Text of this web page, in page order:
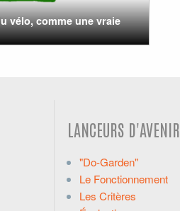
vélo, comme une vraie
LANCEURS D'AVENIR
"Do-Garden"
Le Fonctionnement
Les Critères